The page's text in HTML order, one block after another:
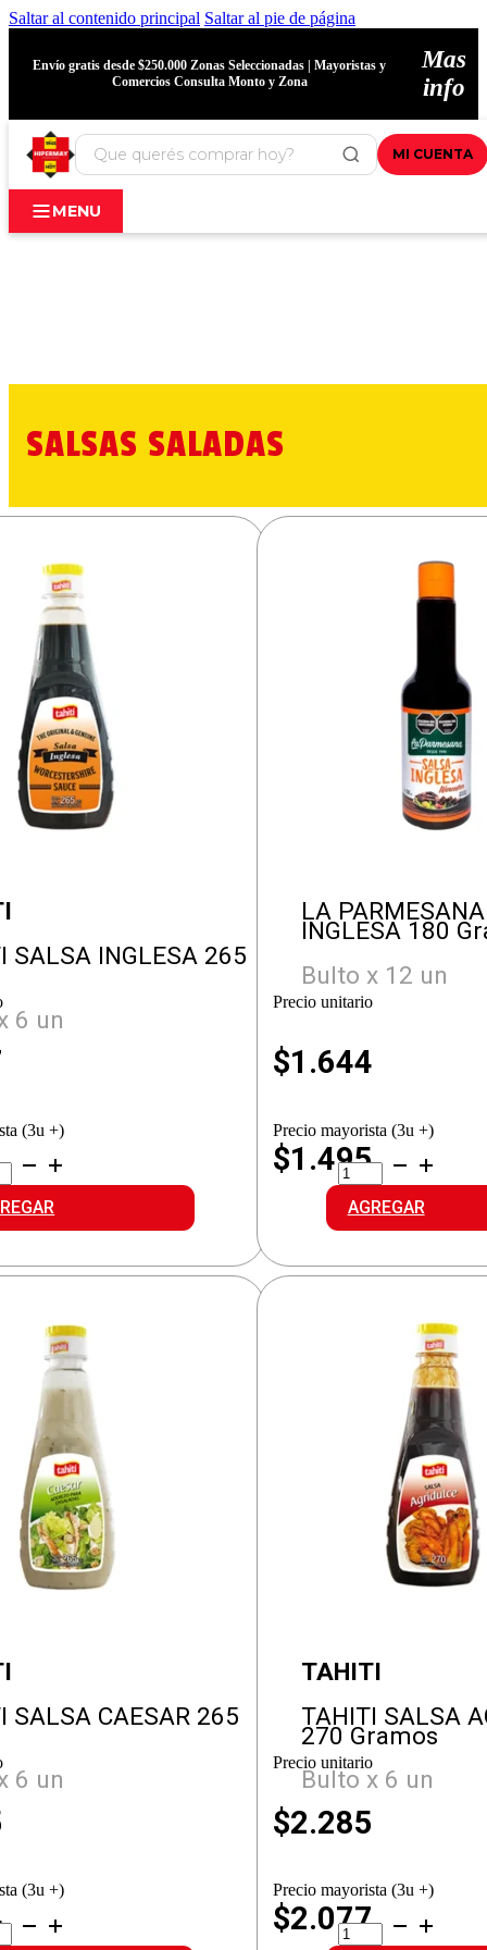
Saltar al contenido principal Saltar al pie de página
Envío gratis desde $250.000 Zonas Seleccionadas | Mayoristas y
Comercios Consulta Monto y Zona
Mas
info
MI CUENTA
MENU
SALSAS SALADAS
SALSA INGLESA 265
6 un
(3u +)
LA
INGLESA 180
Bulto x 12 un
Precio unitario
$1.644
Precio mayorista (3u +)
$1.495
LA
PARMESANA
SALSA
INGLESA
AGREGAR
SALSA CAESAR 265
6 un
(3u +)
TAHITI
TAHITI SALSA
270 Gramos
Bulto x 6 un
Precio unitario
$2.285
Precio mayorista (3u +)
$2.077
TAHITI
SALSA